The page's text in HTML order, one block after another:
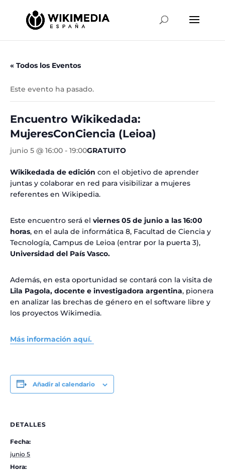
« Todos los Eventos
Este evento ha pasado.
Encuentro Wikikedada:
MujeresConCiencia (Leioa)
junio 5 @ 16:00 - 19:00GRATUITO
Wikikedada de edición con el objetivo de aprender
juntas y colaborar en red para visibilizar a mujeres
referentes en Wikipedia.
Este encuentro será el viernes 05 de junio a las 16:00
horas, en el aula de informática 8, Facultad de Ciencia y
Tecnología, Campus de Leioa (entrar por la puerta 3),
Universidad del País Vasco.
Además, en esta oportunidad se contará con la visita de
Lila Pagola, docente e investigadora argentina, pionera
en analizar las brechas de género en el software libre y
los proyectos Wikimedia.
Más información aquí.
Añadir al calendario
DETALLES
Fecha:
junio 5
Hora: